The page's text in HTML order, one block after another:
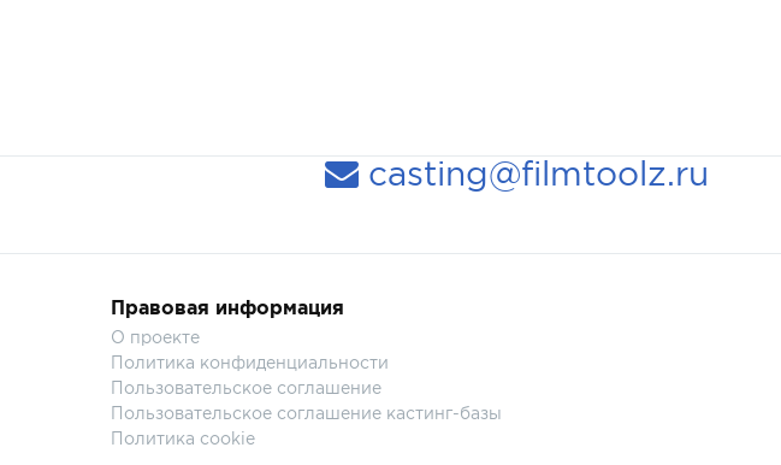
casting@filmtoolz.ru
Правовая информация
О проекте
Политика конфиденциальности
Пользовательское соглашение
Пользовательское соглашение кастинг-базы
Политика cookie